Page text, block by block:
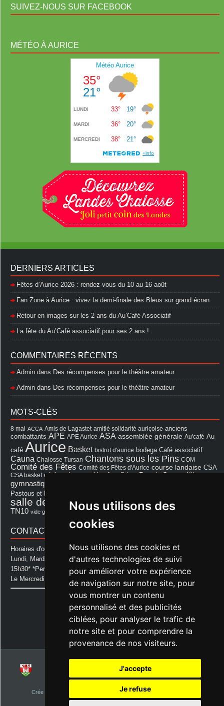
Nous utilisons des
cookies
Nous utilisons des cookies et
d'autres technologies de suivi
pour améliorer votre expérience
de navigation sur notre site, pour
vous montrer un contenu
personnalisé et des publicités
ciblées, pour analyser le trafic de
notre site et pour comprendre la
provenance de nos visiteurs.
J'accepte
Je refuse
SUIVEZ-NOUS SUR FACEBOOK
MÉTÉO À AURICE
DERNIERS ARTICLES
Fêtes d’Aurice 2026 : rendez-vous du 10 au 16 août
Fan Zone à Aurice : vivez la demi-finale des Bleus sur grand écran
Retour en images sur les 2 ans du Au’Café Associatif
La fête du Au’Café associatif pour ses 2 ans !
COMMENTAIRES RÉCENTS
Admin dans Des récompenses pour le théâtre amateur
Admin dans Des récompenses pour le théâtre amateur
MOTS-CLÉS
8 mai ACCA Amis de Lagastet amitié solidarité auriçoise anciens
combattants APE APE Aurice ASA assemblée générale Au'café Au
café Aurice Basket bistrot d'aurice bodega Café associatif
Cauna Chalosse Tursan Chantons sous les Pins COM
Comité des Fêtes Comité des Fêtes d'Aurice course landaise CSA
CSA basket cérémonie exposition feu d'hiver Francis Cazaux
fêtes
gymnastique volontaire
Pastous et Pastourettes
salle des fêtes salle des fêtes d'aurice Souprosse
TN10 vide grenier Voeux école
CONTACT MAIRIE
Horaires d'ouverture de la Mairie:
Lundi, Mardi, Jeudi et Vendredi : de 08h00 à 11h30 et de 12h30 à
15h30* *Permanence téléphonique jusqu'à 17h00
Le Mercredi : de 08h00 à 11h00
Mairie d'Aurice
14 Avenue des Pastous
40500 Aurice
Tel : 05 58 76 06 50
Plus d'infos »
Commune d'Aurice – Landes 40
Crée par | Theme Designé et hébergé par : NetClic.fr